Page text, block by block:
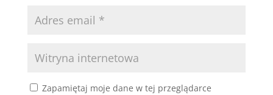
Zapamiętaj moje dane w tej przeglądarce